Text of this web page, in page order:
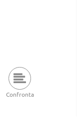
Confronta